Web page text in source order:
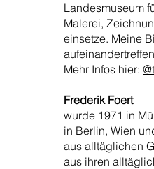
Landesmuseum
Malerei,
einsetze. Meine
Mehr Infos hier:
Frederik Foert
wurde 1971 in
in Berlin, Wien
aus alltäglichen
aus ihren